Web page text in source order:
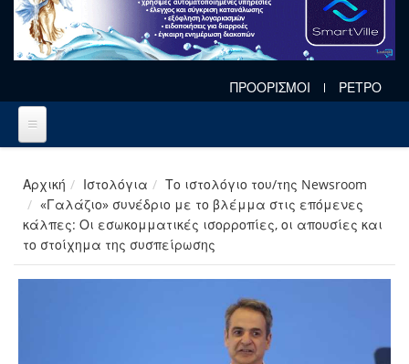
ΠΡΟΟΡΙΣΜΟΙ ΡΕΤΡΟ
Αρχική Ιστολόγια
Το ιστολόγιο του/της Newsroom
«Γαλάζιο» συνέδριο με το βλέμμα στις επόμενες
κάλπες: Οι εσωκομματικές ισορροπίες, οι απουσίες και
το στοίχημα της συσπείρωσης